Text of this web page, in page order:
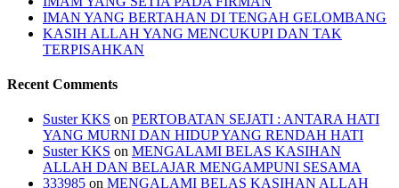
IMAN YANG BERTAHAN DI TENGAH GELOMBANG
KASIH ALLAH YANG MENCUKUPI DAN TAK
TERPISAHKAN
Recent Comments
Suster KKS on PERTOBATAN SEJATI : ANTARA HATI
YANG MURNI DAN HIDUP YANG RENDAH HATI
Suster KKS on MENGALAMI BELAS KASIHAN
ALLAH DAN BELAJAR MENGAMPUNI SESAMA
333985 on MENGALAMI BELAS KASIHAN ALLAH